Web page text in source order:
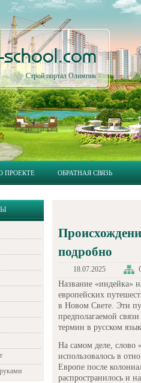
school.com
Строй портал Олимпик
ПРОЕКТЕ ОБРАТНАЯ СВЯЗЬ
подробно
18.07.2025
Название «индейка»
европейских
в Новом Свете. Эти
предполагаемой
термин в русском
На самом деле, слово
использовалось в
Европе после
распространилось и